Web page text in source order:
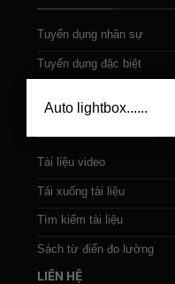
Auto lightbox......
Tuyển dụng nhân sự
Tuyển dụng đặc biệt
CHIA SẺ TÀI NGUYÊN
Tài liệu video
Tải xuống tài liệu
Tìm kiếm tài liệu
Sách từ điển đo lường
LIÊN HỆ